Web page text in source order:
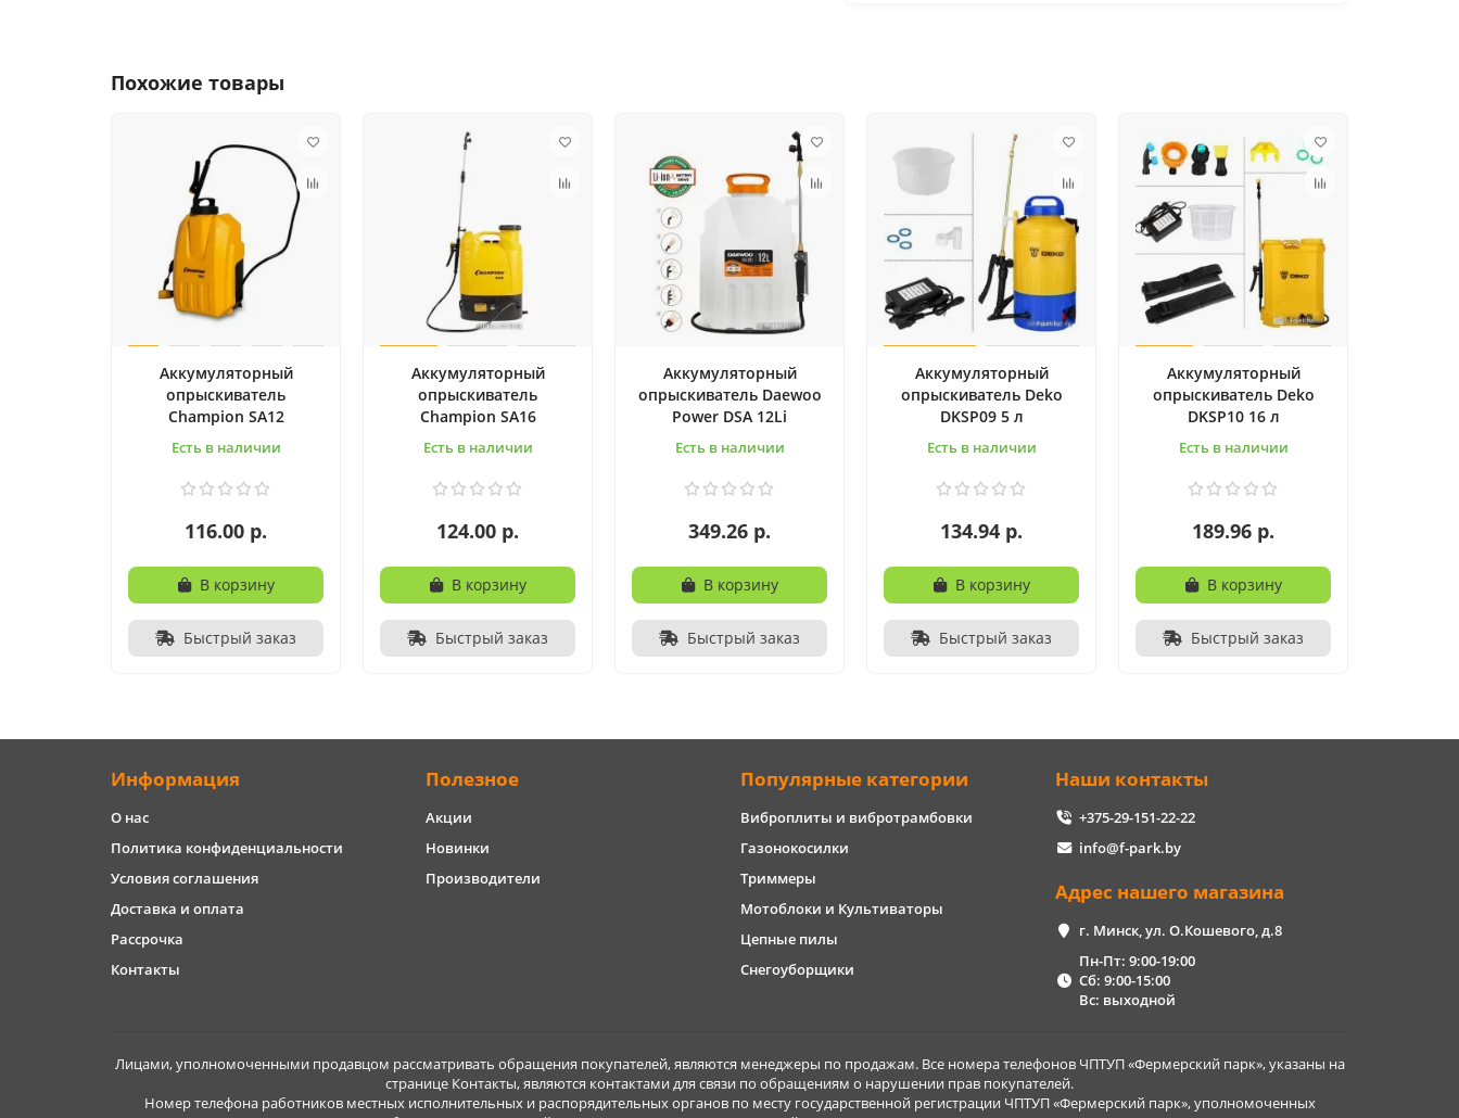
Похожие товары
Аккумуляторный
опрыскиватель
Champion SA12
Есть в наличии
116.00 р.
В корзину
Быстрый заказ
Аккумуляторный
опрыскиватель
Champion SA16
Есть в наличии
124.00 р.
В корзину
Быстрый заказ
Аккумуляторный
опрыскиватель Daewoo
Power DSA 12Li
Есть в наличии
349.26 р.
В корзину
Быстрый заказ
Аккумуляторный
опрыскиватель Deko
DKSP09 5 л
Есть в наличии
134.94 р.
В корзину
Быстрый заказ
Аккумуляторный
опрыскиватель Deko
DKSP10 16 л
Есть в наличии
189.96 р.
В корзину
Быстрый заказ
Информация
О нас
Политика конфиденциальности
Условия соглашения
Доставка и оплата
Рассрочка
Контакты
Полезное
Акции
Новинки
Производители
Популярные категории
Виброплиты и вибротрамбовки
Газонокосилки
Триммеры
Мотоблоки и Культиваторы
Цепные пилы
Снегоуборщики
Наши контакты
+375-29-151-22-22
info@f-park.by
Адрес нашего магазина
г. Минск, ул. О.Кошевого, д.8
Пн-Пт: 9:00-19:00
Сб: 9:00-15:00
Вс: выходной
Лицами, уполномоченными продавцом рассматривать обращения покупателей, являются менеджеры по продажам. Все номера телефонов ЧПТУП «Фермерский парк», указаны на
странице Контакты, являются контактами для связи по обращениям о нарушении прав покупателей.
Номер телефона работников местных исполнительных и распорядительных органов по месту государственной регистрации ЧПТУП «Фермерский парк», уполномоченных